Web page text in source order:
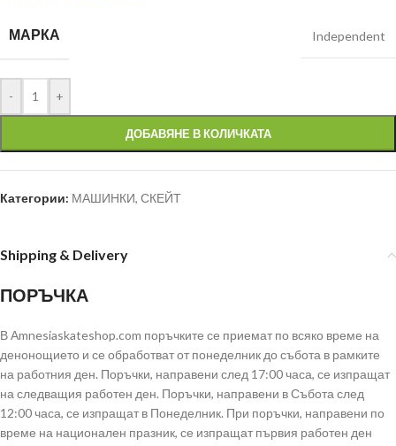
МАРКА Independent
- +
ДОБАВЯНЕ В КОЛИЧКАТА
Категории: МАШИНКИ, СКЕЙТ
Shipping & Delivery
ПОРЪЧКА
В Аmnesiaskateshop.com поръчките се приемат по всяко време на
денонощието и се обработват от понеделник до събота в рамките
на работния ден. Поръчки, направени след 17:00 часа, се изпращат
на следващия работен ден. Поръчки, направени в Събота след
12:00 часа, се изпращат в Понеделник. При поръчки, направени по
време на национален празник, се изпращат първия работен ден